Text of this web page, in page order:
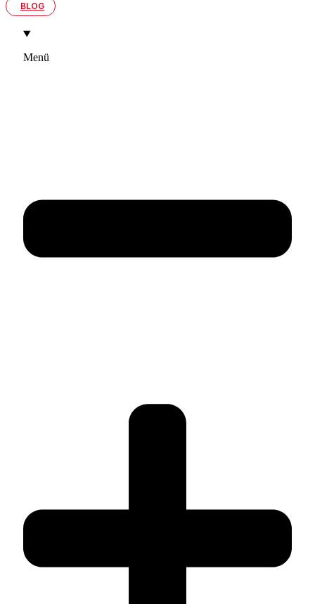
BLOG
Menü